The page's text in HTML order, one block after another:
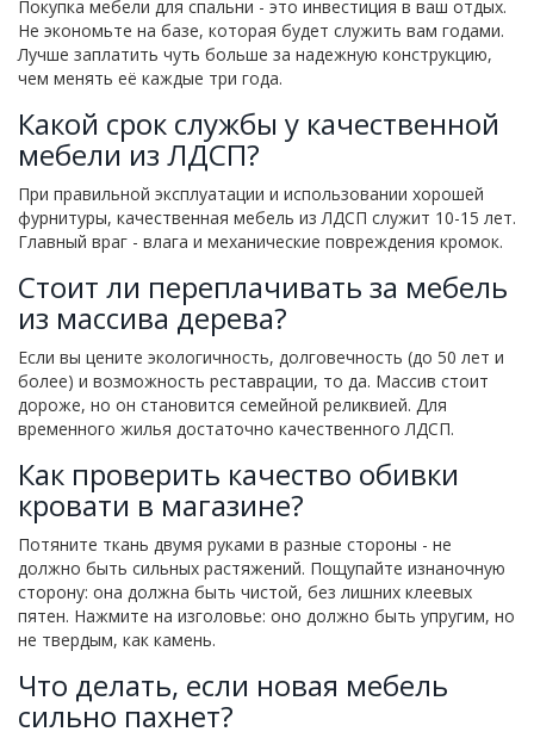
Покупка мебели для спальни - это инвестиция в ваш отдых.
Не экономьте на базе, которая будет служить вам годами.
Лучше заплатить чуть больше за надежную конструкцию,
чем менять её каждые три года.
Какой срок службы у качественной
мебели из ЛДСП?
При правильной эксплуатации и использовании хорошей
фурнитуры, качественная мебель из ЛДСП служит 10-15 лет.
Главный враг - влага и механические повреждения кромок.
Стоит ли переплачивать за мебель
из массива дерева?
Если вы цените экологичность, долговечность (до 50 лет и
более) и возможность реставрации, то да. Массив стоит
дороже, но он становится семейной реликвией. Для
временного жилья достаточно качественного ЛДСП.
Как проверить качество обивки
кровати в магазине?
Потяните ткань двумя руками в разные стороны - не
должно быть сильных растяжений. Пощупайте изнаночную
сторону: она должна быть чистой, без лишних клеевых
пятен. Нажмите на изголовье: оно должно быть упругим, но
не твердым, как камень.
Что делать, если новая мебель
сильно пахнет?